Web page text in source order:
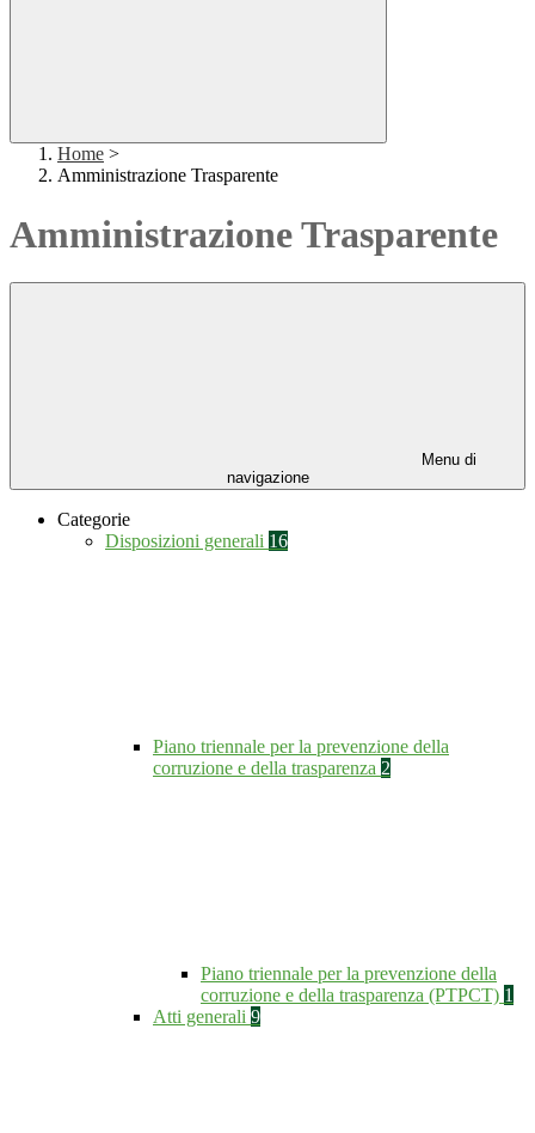
Home >
Amministrazione Trasparente
Amministrazione Trasparente
Menu di
navigazione
Categorie
Disposizioni generali 16
Piano triennale per la prevenzione della
corruzione e della trasparenza 2
Piano triennale per la prevenzione della
corruzione e della trasparenza (PTPCT) 1
Atti generali 9